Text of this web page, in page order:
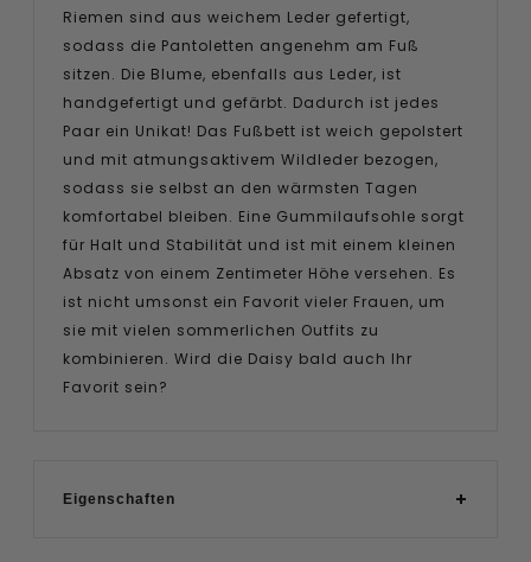
Riemen sind aus weichem Leder gefertigt,
sodass die Pantoletten angenehm am Fuß
sitzen. Die Blume, ebenfalls aus Leder, ist
handgefertigt und gefärbt. Dadurch ist jedes
Paar ein Unikat! Das Fußbett ist weich gepolstert
und mit atmungsaktivem Wildleder bezogen,
sodass sie selbst an den wärmsten Tagen
komfortabel bleiben. Eine Gummilaufsohle sorgt
für Halt und Stabilität und ist mit einem kleinen
Absatz von einem Zentimeter Höhe versehen. Es
ist nicht umsonst ein Favorit vieler Frauen, um
sie mit vielen sommerlichen Outfits zu
kombinieren. Wird die Daisy bald auch Ihr
Favorit sein?
Eigenschaften